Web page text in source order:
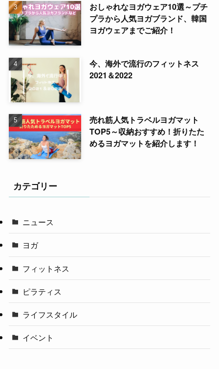
おしゃれなヨガウェア10選～プチ
プラから人気ヨガブランド、韓国
ヨガウェアまでご紹介！
今、海外で流行のフィットネス
2021＆2022
売れ筋人気トラベルヨガマット
TOP5～収納おすすめ！折りたた
めるヨガマットを紹介します！
カテゴリー
ニュース
ヨガ
フィットネス
ピラティス
ライフスタイル
イベント